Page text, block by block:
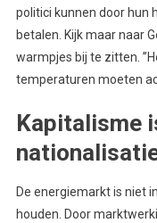
politici kunnen door hun
betalen. Kijk maar naar
warmpjes bij te zitten.
temperaturen moeten
Kapitalisme
De energiemarkt is niet
houden. Door